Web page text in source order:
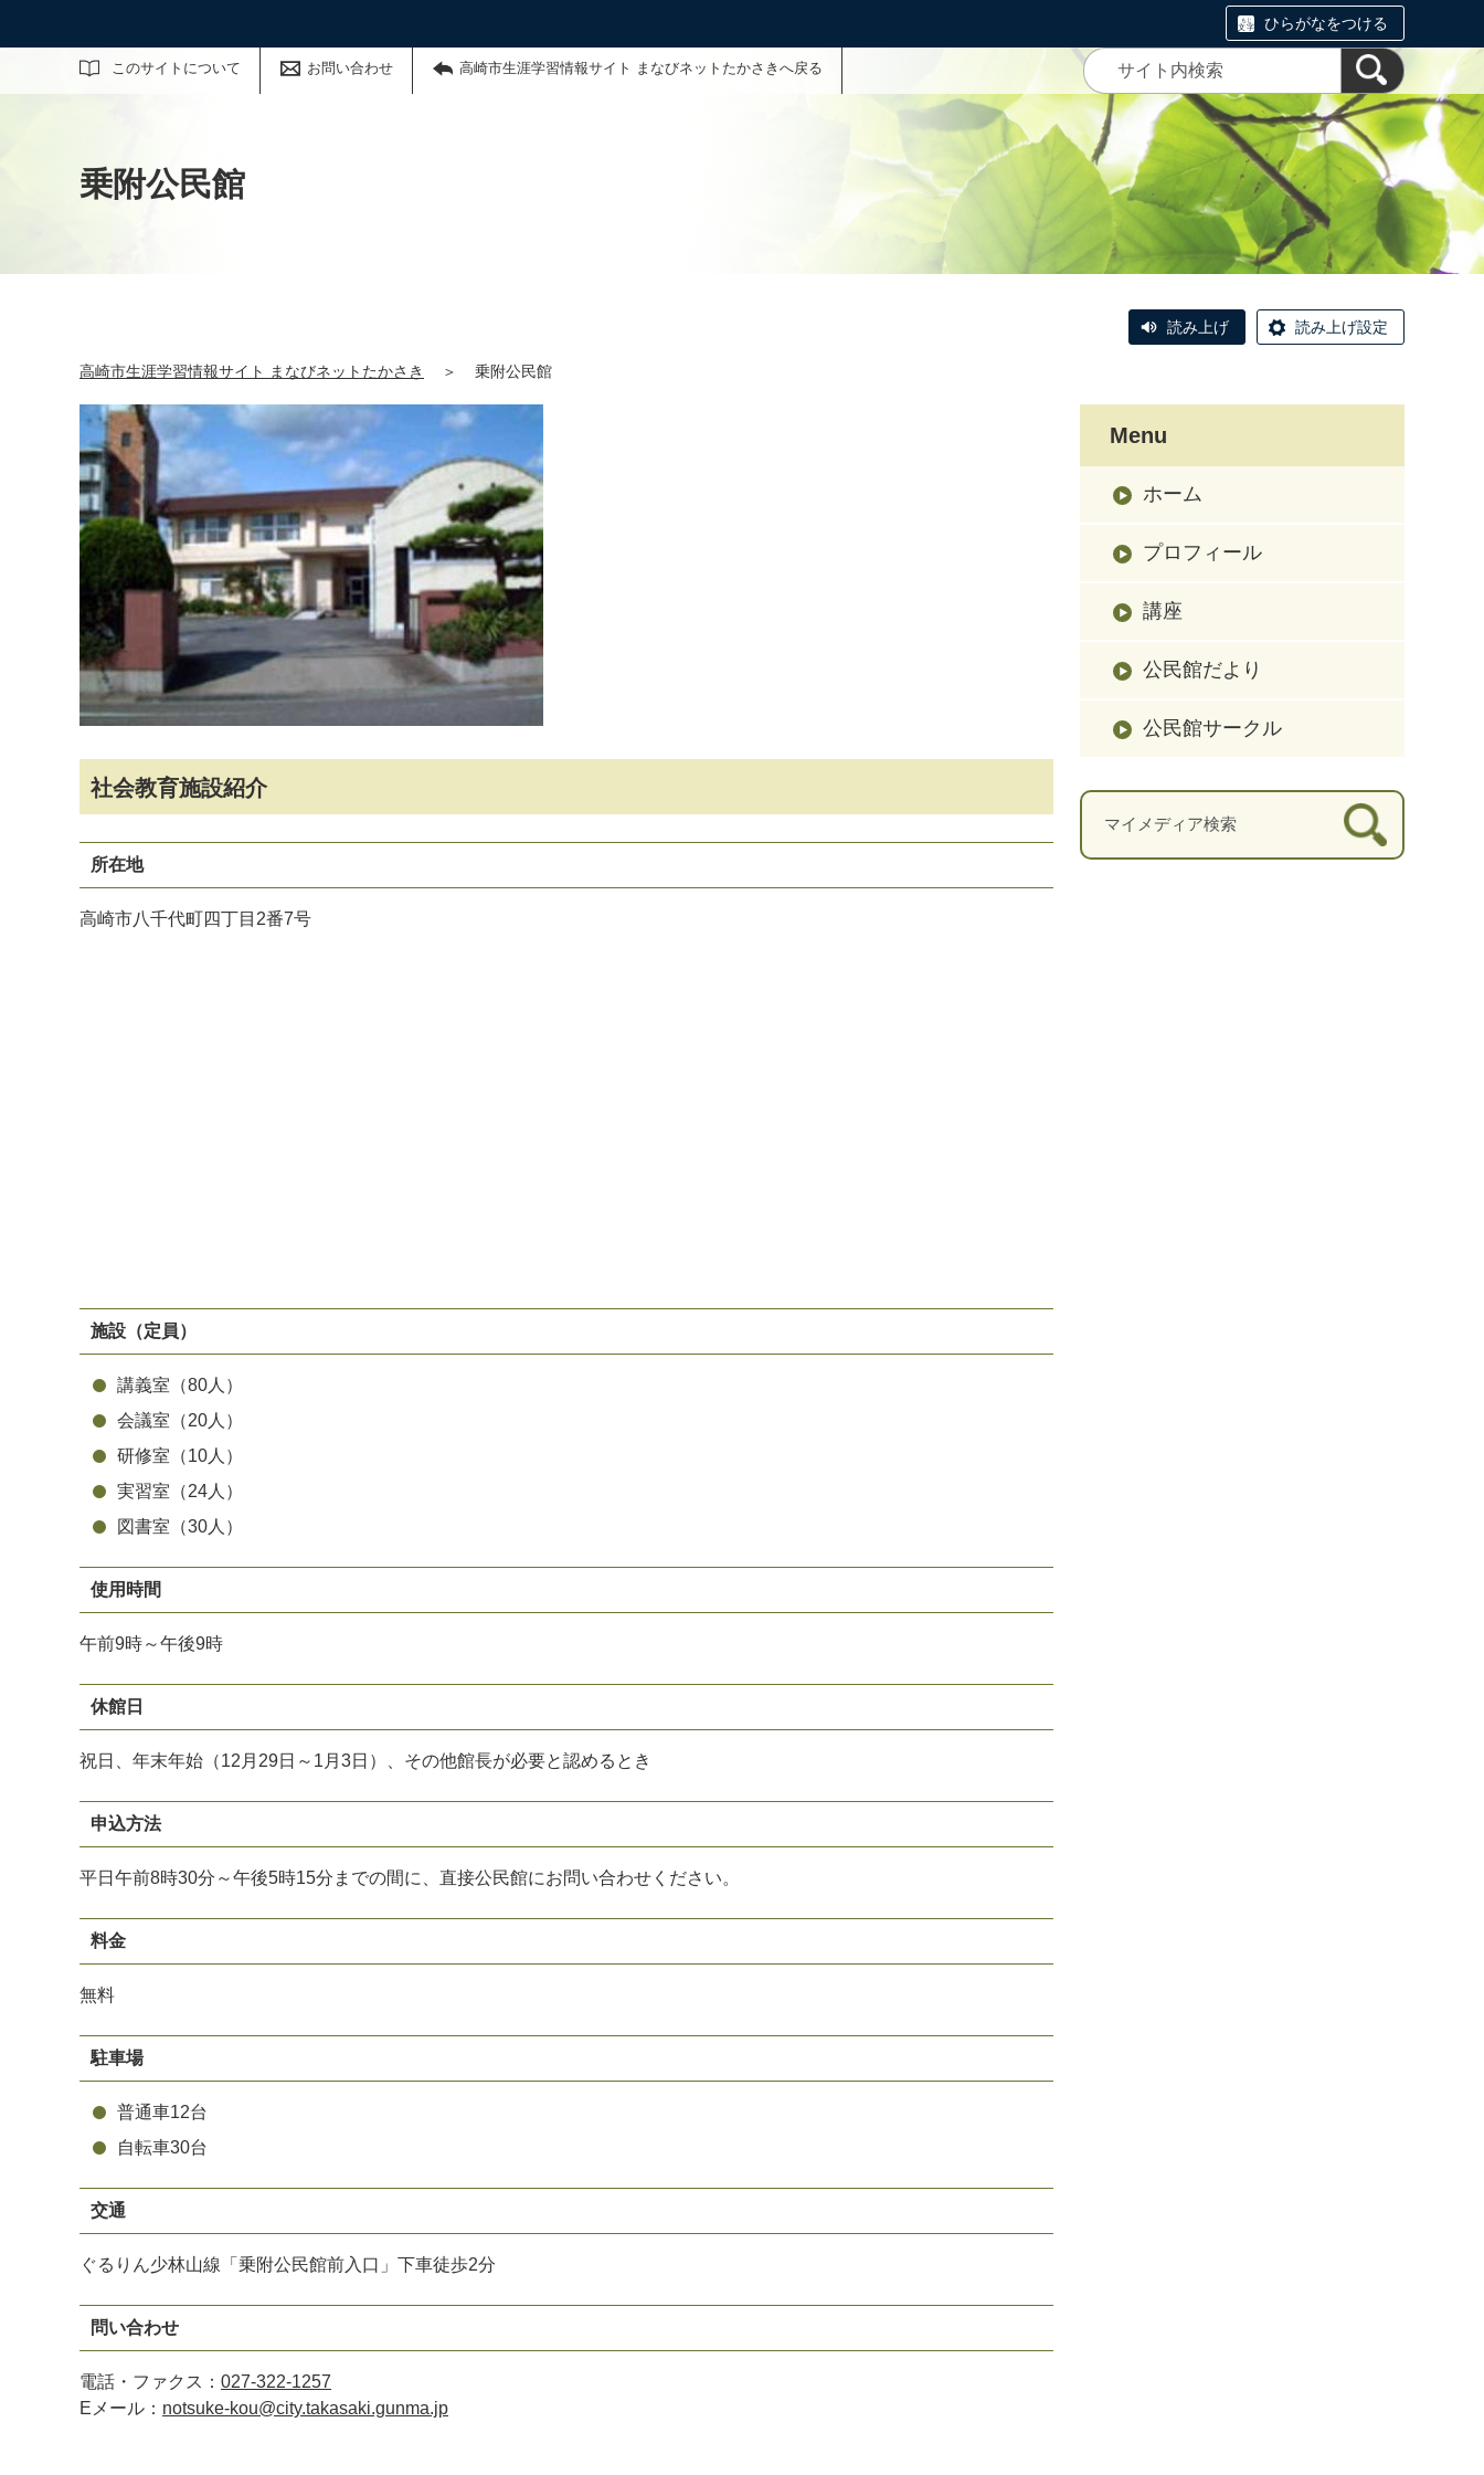
ひらがなをつける
このサイトについて お問い合わせ 高崎市生涯学習情報サイト まなびネットたかさきへ戻る
サイト内検索
乗附公民館
読み上げ 読み上げ設定
高崎市生涯学習情報サイト まなびネットたかさき ＞ 乗附公民館
社会教育施設紹介
所在地
高崎市八千代町四丁目2番7号
施設（定員）
講義室（80人）
会議室（20人）
研修室（10人）
実習室（24人）
図書室（30人）
使用時間
午前9時～午後9時
休館日
祝日、年末年始（12月29日～1月3日）、その他館長が必要と認めるとき
申込方法
平日午前8時30分～午後5時15分までの間に、直接公民館にお問い合わせください。
料金
無料
駐車場
普通車12台
自転車30台
交通
ぐるりん少林山線「乗附公民館前入口」下車徒歩2分
問い合わせ
電話・ファクス： 027-322-1257
Eメール： notsuke-kou@city.takasaki.gunma.jp
Menu
ホーム
プロフィール
講座
公民館だより
公民館サークル
マイメディア検索